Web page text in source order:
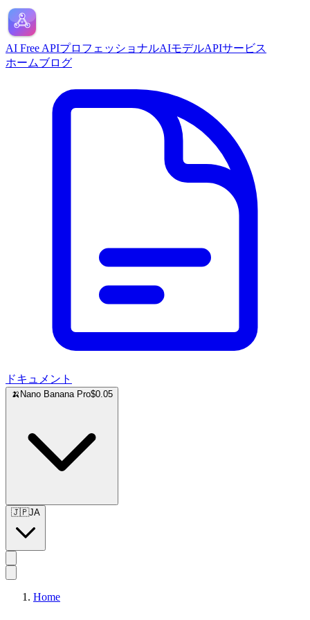
AI Free APIプロフェッショナルAIモデルAPIサービス
ホームブログ
ドキュメント
🍌 Nano Banana Pro$0.05
🇯🇵JA
Home